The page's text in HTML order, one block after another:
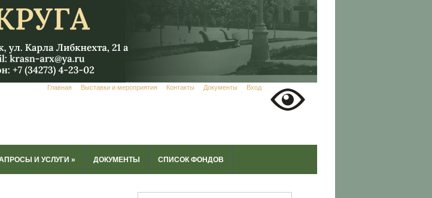
Главная Выставки и мероприятия Контакты Документы Вход
И УСЛУГИ » ДОКУМЕНТЫ СПИСОК ФОНДОВ